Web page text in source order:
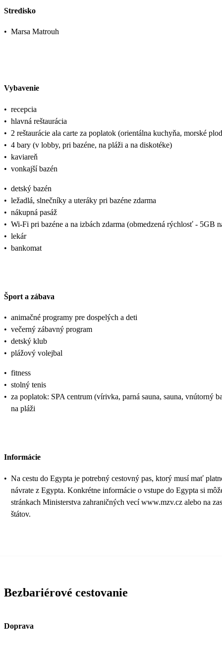
Stredisko
• Marsa Matrouh
Vybavenie
• recepcia
• hlavná reštaurácia
• 2 reštaurácie ala carte za poplatok (orientálna kuchyňa, morské
• 4 bary (v lobby, pri bazéne, na pláži a na diskotéke)
• kaviareň
• vonkajší bazén
• detský bazén
• ležadlá, slnečníky a uteráky pri bazéne zdarma
• nákupná pasáž
• Wi-Fi pri bazéne a na izbách zdarma (obmedzená rýchlosť - 5GB
• lekár
• bankomat
Šport a zábava
• animačné programy pre dospelých a deti
• večerný zábavný program
• detský klub
• plážový volejbal
• fitness
• stolný tenis
• za poplatok: SPA centrum (vírivka, parná sauna, sauna, vnútorný
na pláži
Informácie
• Na cestu do Egypta je potrebný cestovný pas, ktorý musí mať
návrate z Egypta. Konkrétne informácie o vstupe do Egypta si
stránkach Ministerstva zahraničných vecí www.mzv.cz alebo na
štátov.
Bezbariérové cestovanie
Doprava